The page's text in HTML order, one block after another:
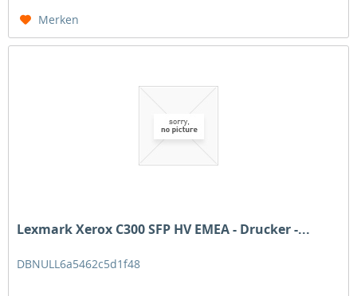
Merken
Lexmark Xerox C300 SFP HV EMEA - Drucker -...
DBNULL6a5462c5d1f48